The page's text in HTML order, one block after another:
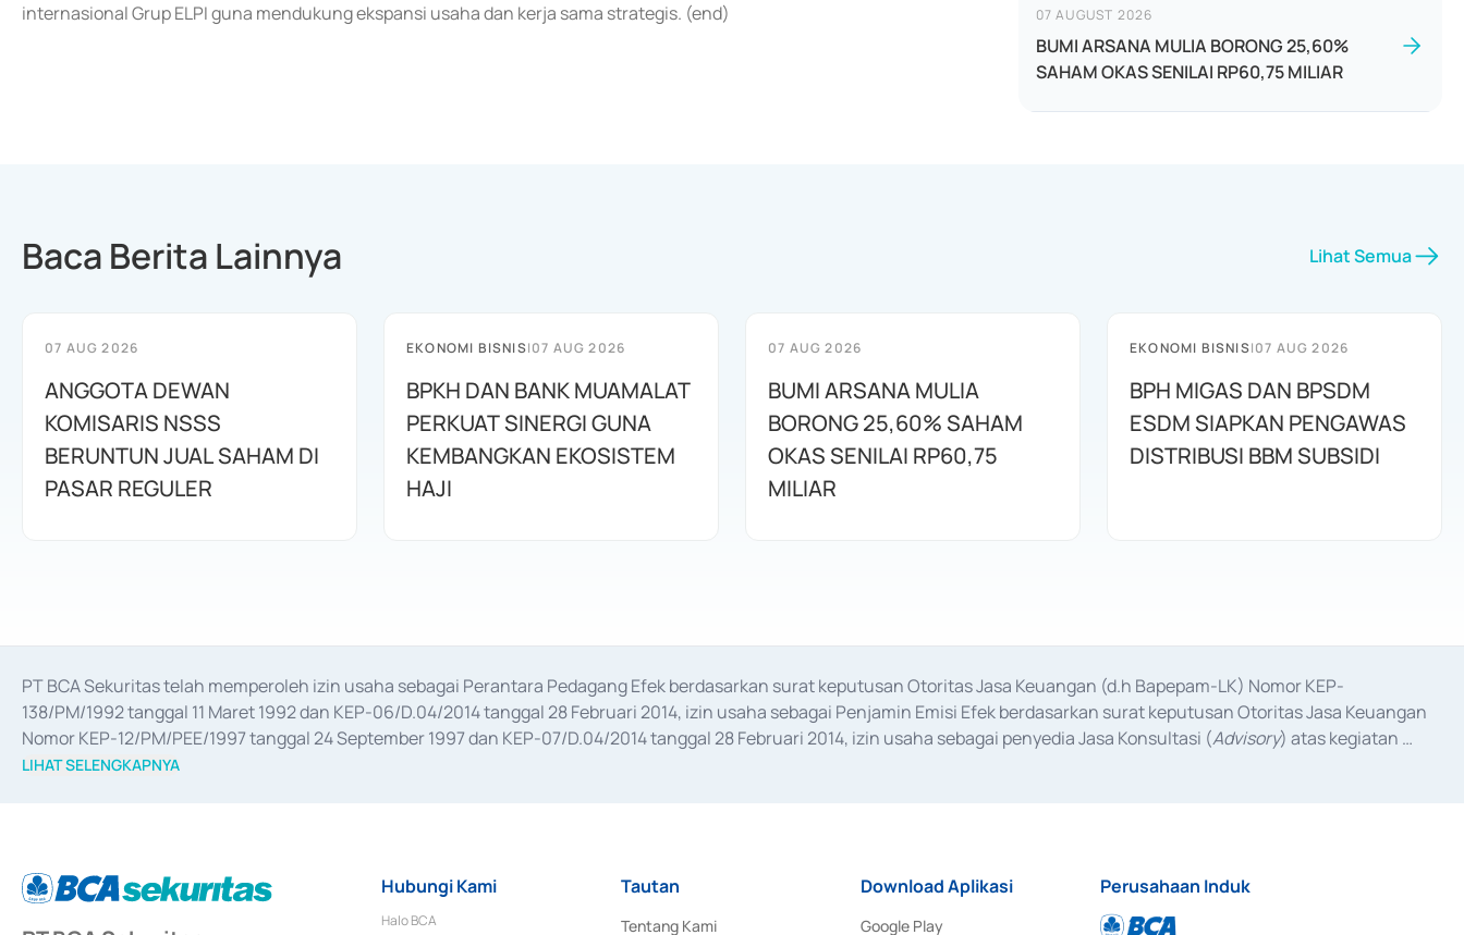
internasional Grup ELPI guna mendukung ekspansi usaha dan kerja sama strategis. (end)
07 AUGUST 2026
BUMI ARSANA MULIA BORONG 25,60%
SAHAM OKAS SENILAI RP60,75 MILIAR
Baca Berita Lainnya Lihat Semua
07 AUG 2026
ANGGOTA DEWAN
KOMISARIS NSSS
BERUNTUN JUAL SAHAM DI
PASAR REGULER
EKONOMI BISNIS|07 AUG 2026
BPKH DAN BANK MUAMALAT
PERKUAT SINERGI GUNA
KEMBANGKAN EKOSISTEM
HAJI
07 AUG 2026
BUMI ARSANA MULIA
BORONG 25,60% SAHAM
OKAS SENILAI RP60,75
MILIAR
EKONOMI BISNIS|07 AUG 2026
BPH MIGAS DAN BPSDM
ESDM SIAPKAN PENGAWAS
DISTRIBUSI BBM SUBSIDI
PT BCA Sekuritas telah memperoleh izin usaha sebagai Perantara Pedagang Efek berdasarkan surat keputusan Otoritas Jasa Keuangan (d.h Bapepam-LK) Nomor KEP-
138/PM/1992 tanggal 11 Maret 1992 dan KEP-06/D.04/2014 tanggal 28 Februari 2014, izin usaha sebagai Penjamin Emisi Efek berdasarkan surat keputusan Otoritas Jasa Keuangan
Nomor KEP-12/PM/PEE/1997 tanggal 24 September 1997 dan KEP-07/D.04/2014 tanggal 28 Februari 2014, izin usaha sebagai penyedia Jasa Konsultasi (Advisory) atas kegiatan
merger, akuisisi, divestasi, dan
LIHAT SELENGKAPNYA
Hubungi Kami
Halo BCA
Tautan
Tentang Kami
Download Aplikasi
Google Play
Perusahaan Induk